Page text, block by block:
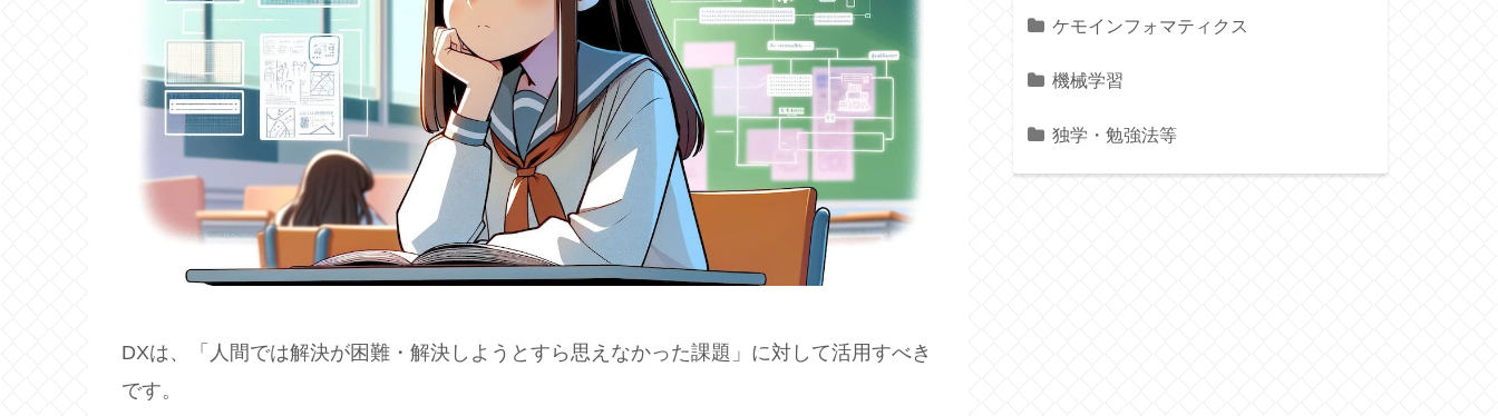
DXは、「人間では解決が困難・解決しようとすら思えなかった課題」に対して活用すべき
です。
ケモインフォマティクス
機械学習
独学・勉強法等